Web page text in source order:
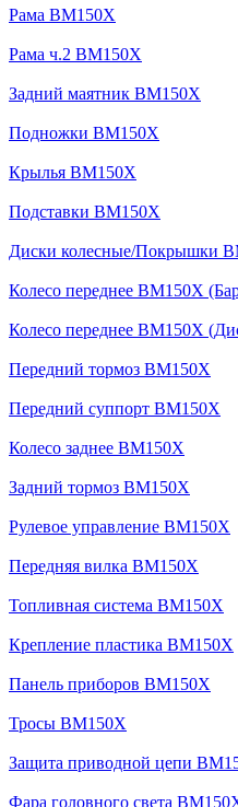
Рама BM150X
Рама ч.2 BM150X
Задний маятник BM150X
Подножки BM150X
Крылья BM150X
Подставки BM150X
Диски колесные/Покрышки
Колесо переднее BM150X
Колесо переднее BM150X
Передний тормоз BM150X
Передний суппорт BM150X
Колесо заднее BM150X
Задний тормоз BM150X
Рулевое управление BM150X
Передняя вилка BM150X
Топливная система BM150X
Крепление пластика BM150X
Панель приборов BM150X
Тросы BM150X
Защита приводной цепи
Фара головного света